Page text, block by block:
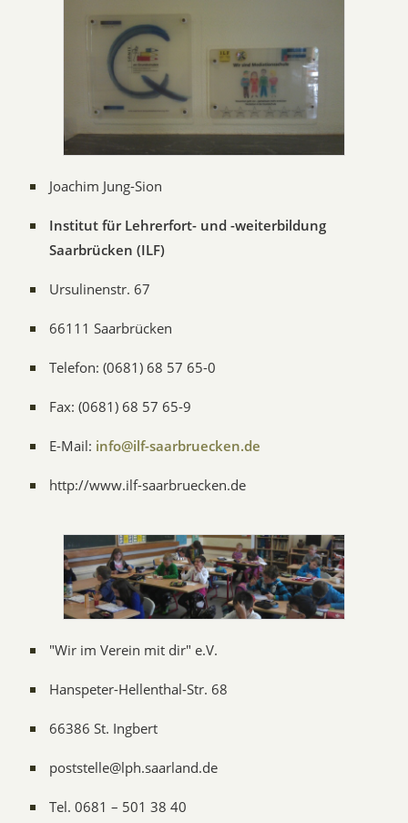
Joachim Jung-Sion
Institut für Lehrerfort- und -weiterbildung
Saarbrücken (ILF)
Ursulinenstr. 67
66111 Saarbrücken
Telefon: (0681) 68 57 65-0
Fax: (0681) 68 57 65-9
E-Mail: info@ilf-saarbruecken.de
http://www.ilf-saarbruecken.de
"Wir im Verein mit dir" e.V.
Hanspeter-Hellenthal-Str. 68
66386 St. Ingbert
poststelle@lph.saarland.de
Tel. 0681 – 501 38 40